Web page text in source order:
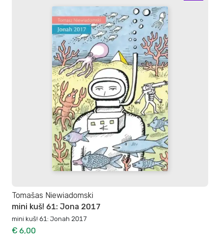
Tomašas Niewiadomski
mini kuš! 61: Jona 2017
mini kuš! 61: Jonah 2017
€ 6,00